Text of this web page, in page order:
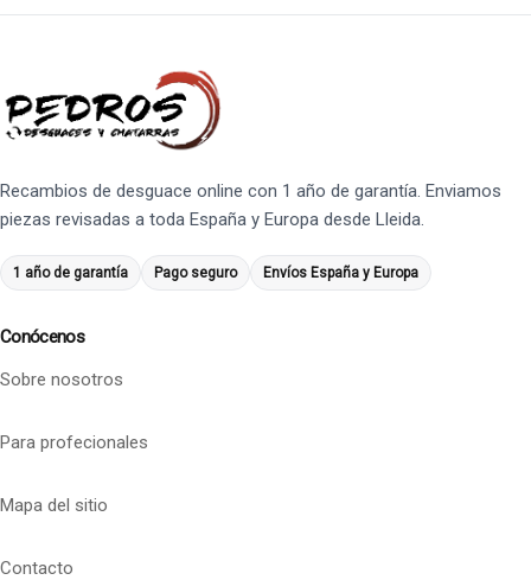
Recambios de desguace online con 1 año de garantía. Enviamos
piezas revisadas a toda España y Europa desde Lleida.
1 año de garantía Pago seguro Envíos España y Europa
Conócenos
Sobre nosotros
Para profecionales
Mapa del sitio
Contacto